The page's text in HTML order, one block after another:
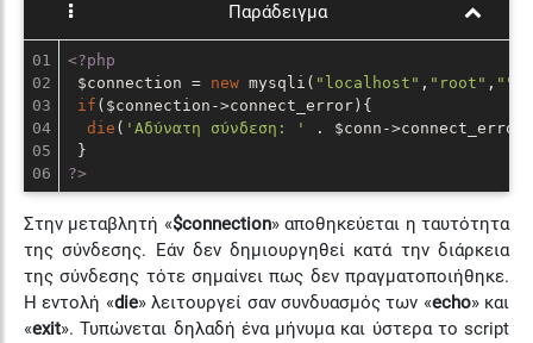
Παράδειγμα
01
02
03
04
05
<?php
$connection = new mysqli( "localhost" , "root" , ""
if ($connection->connect_error){
die ( 'Αδύνατη σύνδεση: '
. $conn-
?>
Στην μεταβλητή «$connection» αποθηκεύεται η ταυτότητα
της σύνδεσης. Εάν δεν δημιουργηθεί κατά την διάρκεια
της σύνδεσης τότε σημαίνει πως δεν πραγματοποιήθηκε.
Η εντολή «die» λειτουργεί σαν συνδυασμός των «echo» και
«exit». Τυπώνεται δηλαδή ένα μήνυμα και ύστερα το script